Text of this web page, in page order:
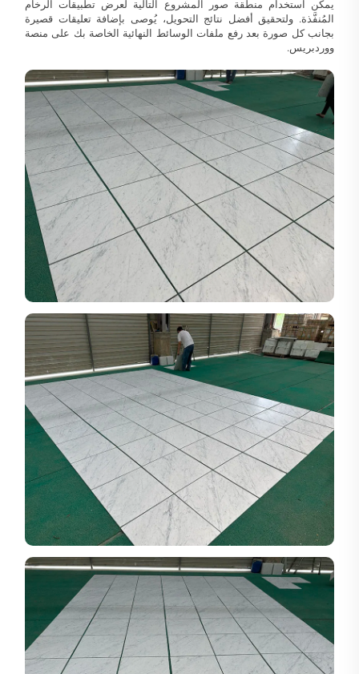
يمكن استخدام منطقة صور المشروع التالية لعرض تطبيقات الرخام
المُنفَّذة. ولتحقيق أفضل نتائج التحويل، يُوصى بإضافة تعليقات قصيرة
بجانب كل صورة بعد رفع ملفات الوسائط النهائية الخاصة بك على منصة
ووردبريس.